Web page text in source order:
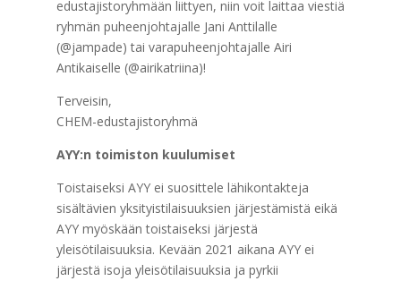
edustajistoryhmään liittyen, niin voit laittaa viestiä
ryhmän puheenjohtajalle Jani Anttilalle
(@jampade) tai varapuheenjohtajalle Airi
Antikaiselle (@airikatriina)!
Terveisin,
CHEM-edustajistoryhmä
AYY:n toimiston kuulumiset
Toistaiseksi AYY ei suosittele lähikontakteja
sisältävien yksityistilaisuuksien järjestämistä eikä
AYY myöskään toistaiseksi järjestä
yleisötilaisuuksia. Kevään 2021 aikana AYY ei
järjestä isoja yleisötilaisuuksia ja pyrkii